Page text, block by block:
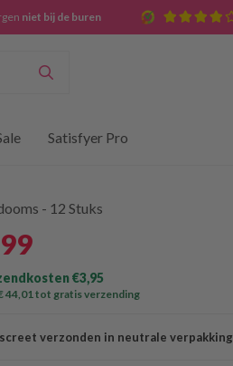
niet bij de buren
Satisfyer Pro
- 12 Stuks
€3,95
44,01tot gratis verzending
verzonden in neutrale verpakking